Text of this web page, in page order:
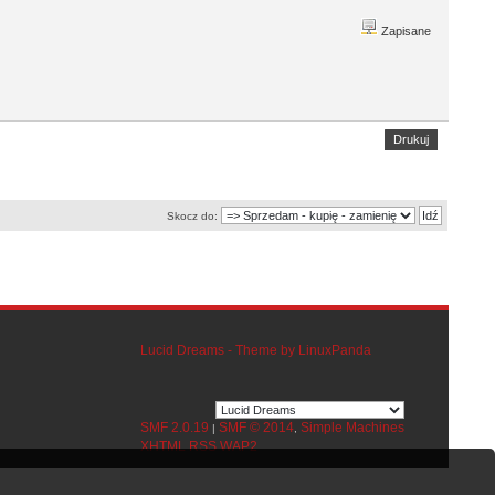
Zapisane
Drukuj
Skocz do:
Lucid Dreams - Theme by LinuxPanda
SMF 2.0.19 SMF © 2014, Simple Machines
XHTML RSS WAP2